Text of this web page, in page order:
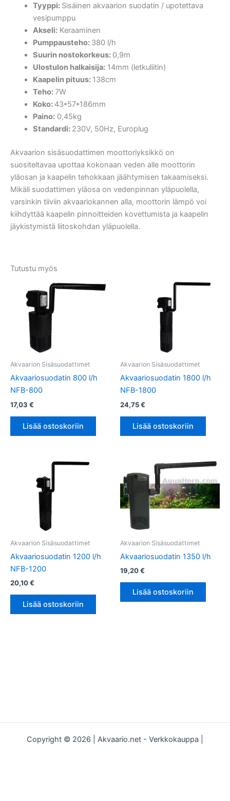
Tyyppi: Sisäinen akvaarion suodatin / upotettava
vesipumppu
Akseli:Keraaminen
Pumppausteho: 380 l/h
Suurin nostokorkeus: 0,9m
Ulostulon halkaisija:14mm (letkuliitin)
Kaapelin pituus: 138cm
Teho: 7W
Koko: 43*57*186mm
Paino:0,45kg
Standardi: 230V, 50Hz, Europlug
Akvaarion sisäsuodattimen moottoriyksikkö on
suositeltavaa upottaa kokonaan veden alle moottorin
yläosan ja kaapelin tehokkaan jäähtymisen takaamiseksi.
Mikäli suodattimen yläosa on vedenpinnan yläpuolella,
varsinkin tiiviin akvaariokannen alla, moottorin lämpö voi
kiihdyttää kaapelin pinnoitteiden kovettumista ja kaapelin
jäykistymistä liitoskohdan yläpuolella.
Tutustu myös
Akvaarion Sisäsuodattimet
Akvaariosuodatin 800 l/h
NFB-800
17,03 €
Lisää ostoskoriin
Akvaarion Sisäsuodattimet
Akvaariosuodatin 1800 l/h
NFB-1800
24,75€
Lisää ostoskoriin
Akvaarion Sisäsuodattimet
Akvaariosuodatin 1200 l/h
NFB-1200
20,10€
Lisää ostoskoriin
Akvaarion Sisäsuodattimet
Akvaariosuodatin 1350 l/h
19,20€
Lisää ostoskoriin
Copyright © 2026 | Akvaario.net - Verkkokauppa |